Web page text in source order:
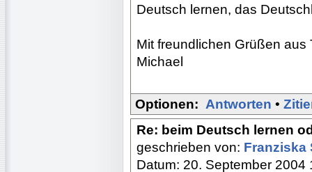
Deutsch lernen, das
Mit freundlichen Grüßen aus
Michael
Optionen: Antworten •
Re: beim Deutsch lernen
geschrieben von:
Datum: 20. September 2004